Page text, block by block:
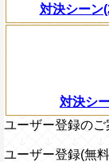
対決シーン
対決シ
ユーザー登録のご
ユーザー登録(無